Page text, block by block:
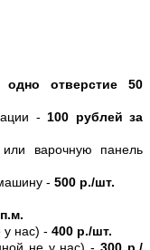
одно отверстие 50
- 100 рублей за
варочную панель
- 500 р./шт.
нас) - 400 р./шт.
не у нас) -300 р./